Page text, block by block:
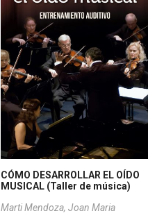
CÓMO DESARROLLAR EL OÍDO
MUSICAL (Taller de música)
Marti Mendoza, Joan Maria